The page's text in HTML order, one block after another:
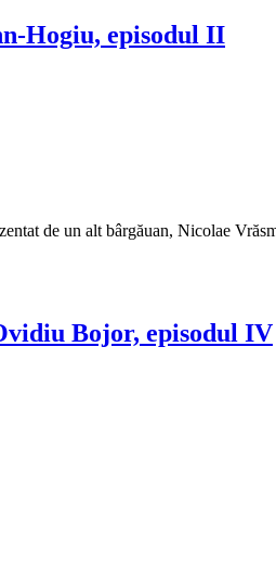
Hogiu, episodul II
de un alt bârgăuan, Nicolae
Bojor, episodul IV